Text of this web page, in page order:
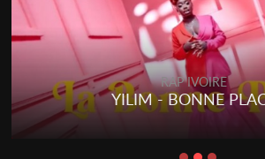
RAP IVOIRE
YILIM - BONNE